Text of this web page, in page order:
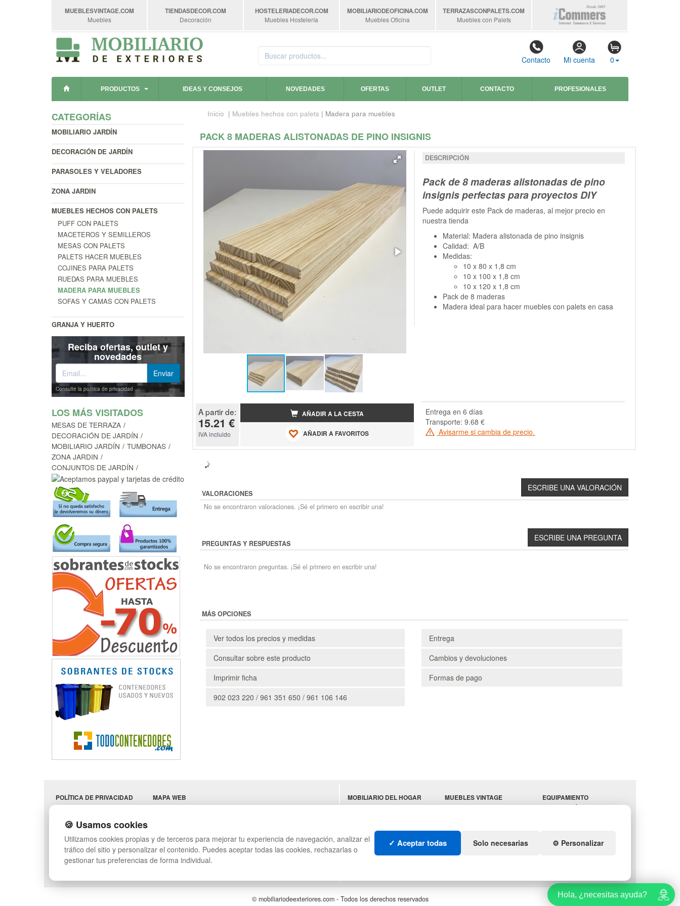
MUEBLESVINTAGE.COM
Muebles
TIENDASDECOR.COM
Decoración
HOSTELERIADECOR.COM
Muebles Hostelería
MOBILIARIODEOFICINA.COM
Muebles Oficina
TERRAZASCONPALETS.COM
Muebles con Palets
Contacto Mi cuenta 0
PRODUCTOS IDEAS Y CONSEJOS NOVEDADES OFERTAS OUTLET CONTACTO PROFESIONALES
CATEGORÍAS
MOBILIARIO JARDÍN
DECORACIÓN DE JARDÍN
PARASOLES Y VELADORES
ZONA JARDIN
MUEBLES HECHOS CON PALETS
PUFF CON PALETS
MACETEROS Y SEMILLEROS
MESAS CON PALETS
PALETS HACER MUEBLES
COJINES PARA PALETS
RUEDAS PARA MUEBLES
MADERA PARA MUEBLES
SOFAS Y CAMAS CON PALETS
GRANJA Y HUERTO
Reciba ofertas, outlet y
novedades
Consulte la política de privacidad
LOS MÁS VISITADOS
MESAS DE TERRAZA
DECORACIÓN DE JARDÍN
MOBILIARIO JARDÍN
TUMBONAS
ZONA JARDIN
CONJUNTOS DE JARDÍN
Inicio | Muebles hechos con palets | Madera para muebles
PACK 8 MADERAS ALISTONADAS DE PINO INSIGNIS
DESCRIPCIÓN
Pack de 8 maderas alistonadas de pino
insignis perfectas para proyectos DIY
Puede adquirir este Pack de maderas, al mejor precio en
nuestra tienda
Material: Madera alistonada de pino insignis
Calidad: A/B
Medidas:
10 x 80 x 1,8 cm
10 x 100 x 1,8 cm
10 x 120 x 1,8 cm
Pack de 8 maderas
Madera ideal para hacer muebles con palets en casa
A partir de:
15.21 €
IVA incluido
AÑADIR A LA CESTA
AÑADIR A FAVORITOS
Entrega en 6 días
Transporte: 9.68 €
Avisarme si cambia de precio.
VALORACIONES
No se encontraron valoraciones. ¡Sé el primero en escribir una!
PREGUNTAS Y RESPUESTAS
No se encontraron preguntas. ¡Sé el primero en escribir una!
MÁS OPCIONES
Ver todos los precios y medidas
Consultar sobre este producto
Imprimir ficha
902 023 220 / 961 351 650 / 961 106 146
Entrega
Cambios y devoluciones
Formas de pago
POLÍTICA DE PRIVACIDAD
CONDICIONES DE USO
DEVOLUCIONES
CONTACTO
QUIENES SOMOS
MAPA WEB
PREGUNTAS FRECUENTES
SÍGUENOS:
MOBILIARIO DEL HOGAR
MOBILIARIO DE OFICINA
MUEBLES VINTAGE
TERRAZAS CON PALETS
EQUIPAMIENTO
HOSTELERÍA PARA
© mobiliariodeexteriores.com - Todos los derechos reservados Hola, ¿necesitas ayuda?
🍪 Usamos cookies
Utilizamos cookies propias y de terceros para mejorar tu experiencia de navegación, analizar el
tráfico del sitio y personalizar el contenido. Puedes aceptar todas las cookies, rechazarlas o
gestionar tus preferencias de forma individual.
✓ Aceptar todas Solo necesarias ⚙️ Personalizar